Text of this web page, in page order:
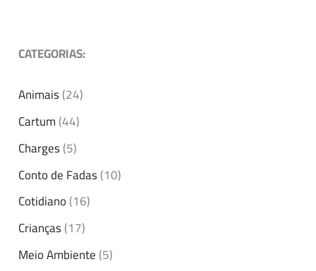
CATEGORIAS:
Animais(24)
Cartum(44)
Charges(5)
Conto de Fadas(10)
Cotidiano(16)
Crianças(17)
Meio Ambiente(5)